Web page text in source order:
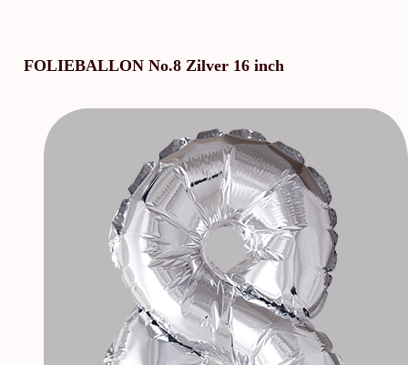
FOLIEBALLON No.8 Zilver 16 inch